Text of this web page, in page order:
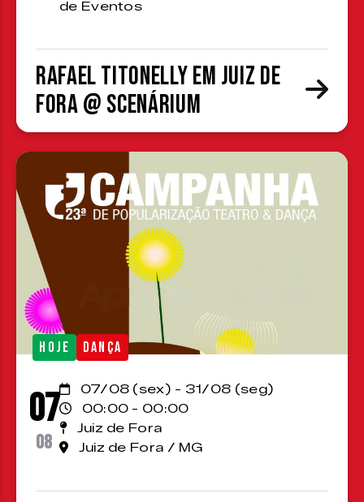
de Eventos
Rafael Titonelly em Juiz de
Fora @ Scenárium
HOJE DANÇA
07
08
07/08 (sex) - 31/08 (seg)
00:00 - 00:00
Juiz de Fora
Juiz de Fora / MG